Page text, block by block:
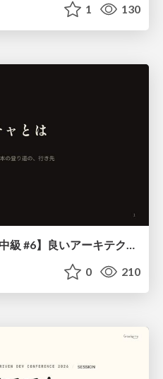
1 130
【やさしく解説 設計編・中級 #6】良いアーキテクチャとは ～ 一本の登り道の、行き先 ～
0 210